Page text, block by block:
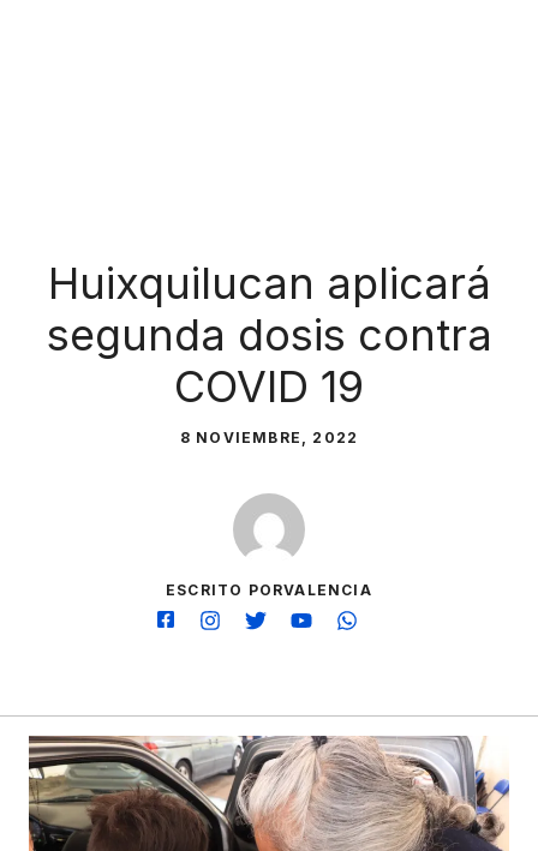
Huixquilucan aplicará
segunda dosis contra
COVID 19
8 NOVIEMBRE, 2022
ESCRITO PORVALENCIA